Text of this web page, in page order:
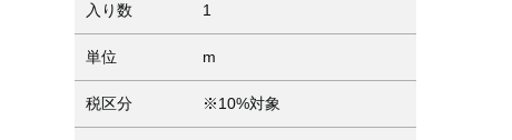
入り数 1
単位 m
税区分 ※10%対象